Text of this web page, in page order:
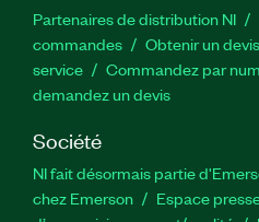
Partenaires de distribution NI
commandes
Obtenir un devis
service
Commandez par
demandez un devis
Société
NI fait désormais partie
chez Emerson
Espace